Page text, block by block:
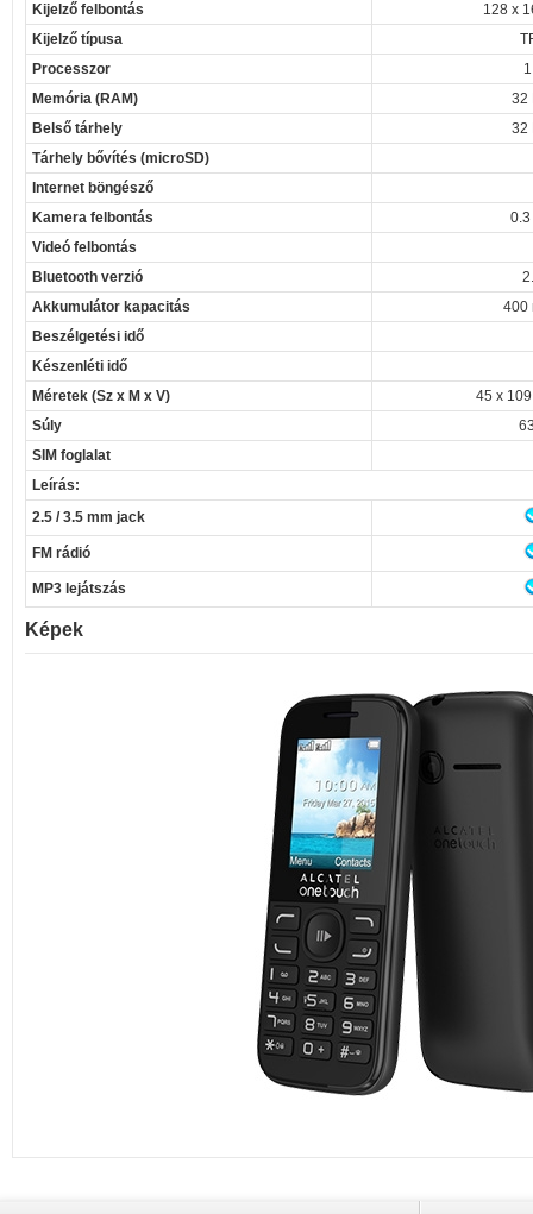
Kijelző felbontás
128 x
Kijelző típusa
Processzor
Memória (RAM)
32
Belső tárhely
32
Tárhely bővítés (microSD)
Internet böngésző
Kamera felbontás
0.3
Videó felbontás
Bluetooth verzió
Akkumulátor kapacitás
400
Beszélgetési idő
Készenléti idő
Méretek (Sz x M x V)
45 x
Súly
SIM foglalat
Leírás:
2.5 / 3.5 mm jack
FM rádió
MP3 lejátszás
Képek